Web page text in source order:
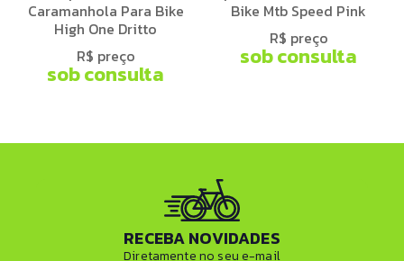
Caramanhola Para Bike
High One Dritto
R$ preço
sob consulta
Bike Mtb Speed Pink
R$ preço
sob consulta
RECEBA NOVIDADES
Diretamente no seu e-mail